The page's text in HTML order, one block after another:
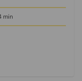
min